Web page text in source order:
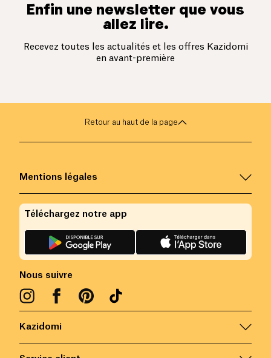
Enfin une newsletter que vous
allez lire.
Recevez toutes les actualités et les offres Kazidomi
en avant-première
Retour au haut de la page
Kazidomi
Mentions légales
Nous suivre
Téléchargez notre app